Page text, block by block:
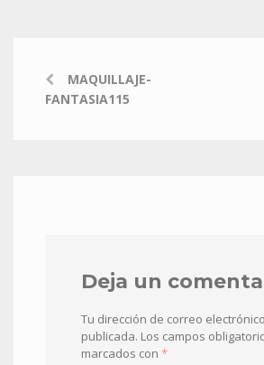
MAQUILLAJE-
FANTASIA115
Deja un
Tu dirección de correo
publicada. Los campos
marcados con *